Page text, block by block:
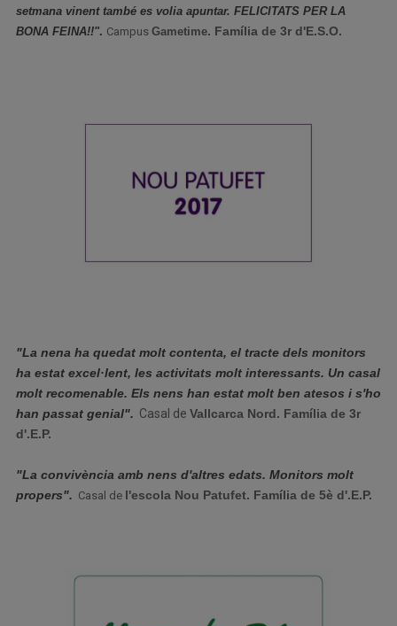
setmana vinent també es volia apuntar. FELICITATS PER LA
BONA FEINA!!". Campus Gametime. Família de 3r d'E.S.O.
"La nena ha quedat molt contenta, el tracte dels monitors
ha estat excel·lent, les activitats molt interessants. Un casal
molt recomenable. Els nens han estat molt ben atesos i s'ho
han passat genial". Casal de Vallcarca Nord. Família de 3r
d'.E.P.
"La convivència amb nens d'altres edats. Monitors molt
propers". Casal de l'escola Nou Patufet. Família de 5è d'.E.P.